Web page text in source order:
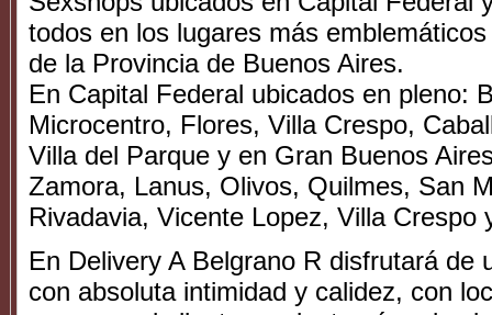
todos en los lugares más
de la Provincia de Buenos Aires.
En Capital Federal ubicados en pleno:
Microcentro, Flores, Villa Crespo,
Villa del Parque y en Gran Buenos
Zamora, Lanus, Olivos, Quilmes, San
Rivadavia, Vicente Lopez, Villa Crespo
En Delivery A Belgrano R disfrutará de
con absoluta intimidad y calidez, con